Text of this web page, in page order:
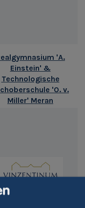
'A.
Einstein' &
Technologische
'O. v.
Miller' Meran